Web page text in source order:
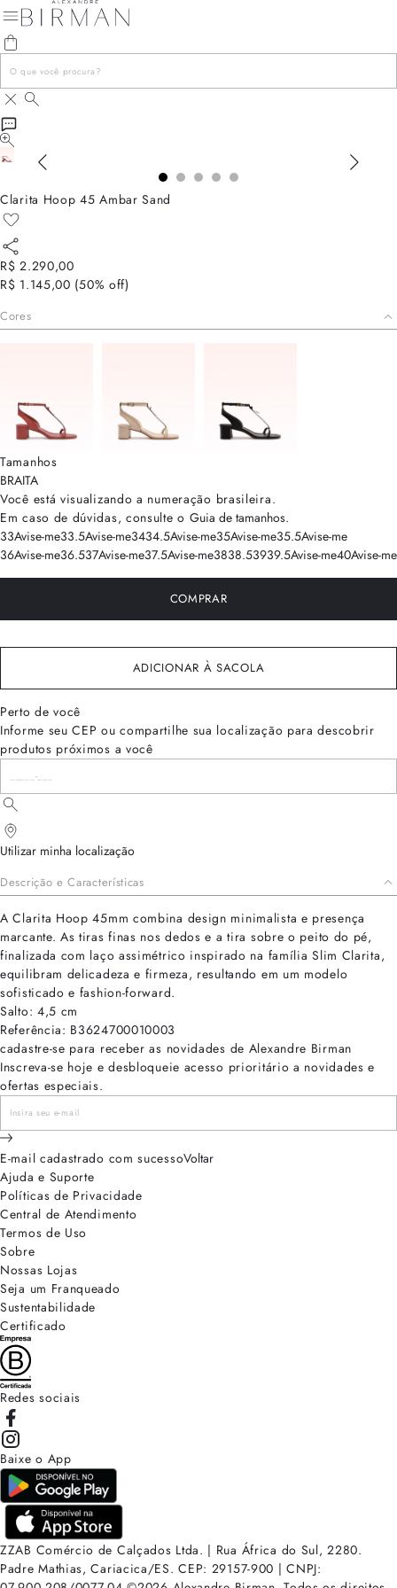
Clarita Hoop 45 Ambar Sand
R$ 2.290,00
R$ 1.145,00 (50% off)
Cores
Tamanhos
BRAITA
Você está visualizando a numeração brasileira.
Em caso de dúvidas, consulte o Guia de tamanhos.
33Avise-me33.5Avise-me3434.5Avise-me35Avise-me35.5Avise-me
36Avise-me36.537Avise-me37.5Avise-me3838.53939.5Avise-me40Avise-me
COMPRAR
ADICIONAR À SACOLA
Perto de você
Informe seu CEP ou compartilhe sua localização para descobrir
produtos próximos a você
Utilizar minha localização
Descrição e Características
A Clarita Hoop 45mm combina design minimalista e presença
marcante. As tiras finas nos dedos e a tira sobre o peito do pé,
finalizada com laço assimétrico inspirado na família Slim Clarita,
equilibram delicadeza e firmeza, resultando em um modelo
sofisticado e fashion-forward.
Salto: 4,5 cm
Referência: B3624700010003
cadastre-se para receber as novidades de Alexandre Birman
Inscreva-se hoje e desbloqueie acesso prioritário a novidades e
ofertas especiais.
E-mail cadastrado com sucessoVoltar
Ajuda e Suporte
Políticas de Privacidade
Central de Atendimento
Termos de Uso
Sobre
Nossas Lojas
Seja um Franqueado
Sustentabilidade
Certificado
Redes sociais
Baixe o App
ZZAB Comércio de Calçados Ltda. | Rua África do Sul, 2280.
Padre Mathias, Cariacica/ES. CEP: 29157-900 | CNPJ: